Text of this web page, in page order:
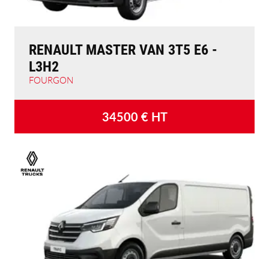
RENAULT MASTER VAN 3T5 E6 -
L3H2
FOURGON
34500 € HT